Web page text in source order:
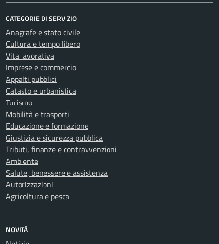
CATEGORIE DI SERVIZIO
Anagrafe e stato civile
Cultura e tempo libero
Vita lavorativa
Imprese e commercio
Appalti pubblici
Catasto e urbanistica
Turismo
Mobilità e trasporti
Educazione e formazione
Giustizia e sicurezza pubblica
Tributi, finanze e contravvenzioni
Ambiente
Salute, benessere e assistenza
Autorizzazioni
Agricoltura e pesca
NOVITÀ